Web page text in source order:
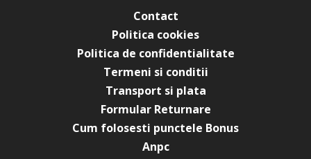
Contact
Politica cookies
Politica de confidentialitate
Termeni si conditii
Transport si plata
Formular Returnare
Cum folosesti punctele Bonus
Anpc